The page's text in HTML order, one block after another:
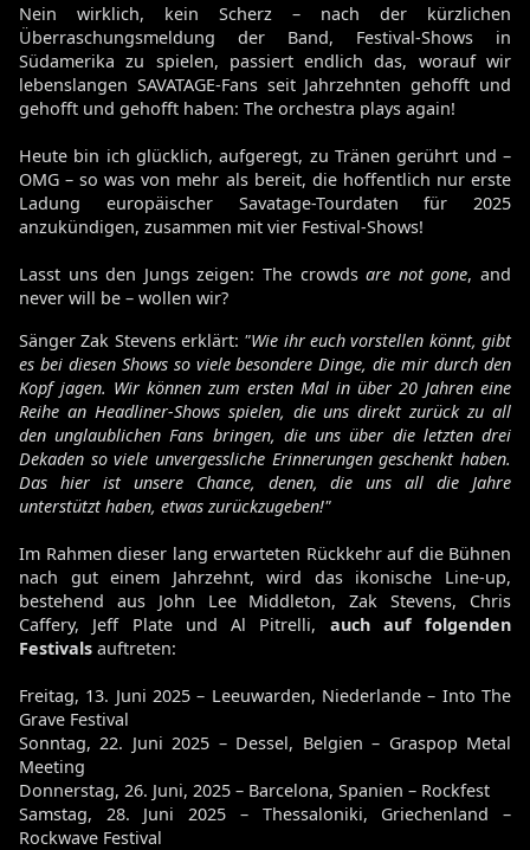
Nein wirklich, kein Scherz – nach der kürzlichen
Überraschungsmeldung der Band, Festival-Shows in
Südamerika zu spielen, passiert endlich das, worauf wir
lebenslangen SAVATAGE-Fans seit Jahrzehnten gehofft und
gehofft und gehofft haben: The orchestra plays again!
Heute bin ich glücklich, aufgeregt, zu Tränen gerührt und –
OMG – so was von mehr als bereit, die hoffentlich nur erste
Ladung europäischer Savatage-Tourdaten für 2025
anzukündigen, zusammen mit vier Festival-Shows!
Lasst uns den Jungs zeigen: The crowdsare not gone, and
never will be – wollen wir?
Sänger Zak Stevens erklärt: "Wie ihr euch vorstellen könnt, gibt
es bei diesen Shows so viele besondere Dinge, die mir durch den
Kopf jagen. Wir können zum ersten Mal in über 20 Jahren eine
Reihe an Headliner-Shows spielen, die uns direkt zurück zu all
den unglaublichen Fans bringen, die uns über die letzten drei
Dekaden so viele unvergessliche Erinnerungen geschenkt haben.
Das hier ist unsere Chance, denen, die uns all die Jahre
unterstützt haben, etwas zurückzugeben!"
Im Rahmen dieser lang erwarteten Rückkehr auf die Bühnen
nach gut einem Jahrzehnt, wird das ikonische Line-up,
bestehend aus John Lee Middleton, Zak Stevens, Chris
Caffery, Jeff Plate und Al Pitrelli, auch auf folgenden
Festivals auftreten:
Freitag, 13. Juni 2025 – Leeuwarden, Niederlande – Into The
Grave Festival
Sonntag, 22. Juni 2025 – Dessel, Belgien – Graspop Metal
Meeting
Donnerstag, 26. Juni, 2025 – Barcelona, Spanien – Rockfest
Samstag, 28. Juni 2025 – Thessaloniki, Griechenland –
Rockwave Festival